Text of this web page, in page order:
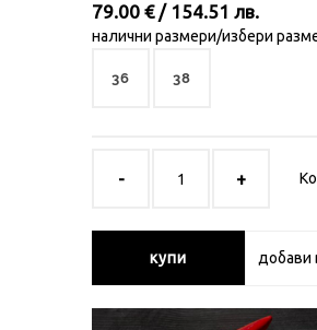
79.00 € / 154.51 лв.
налични размери/избери
36 38
купи добави